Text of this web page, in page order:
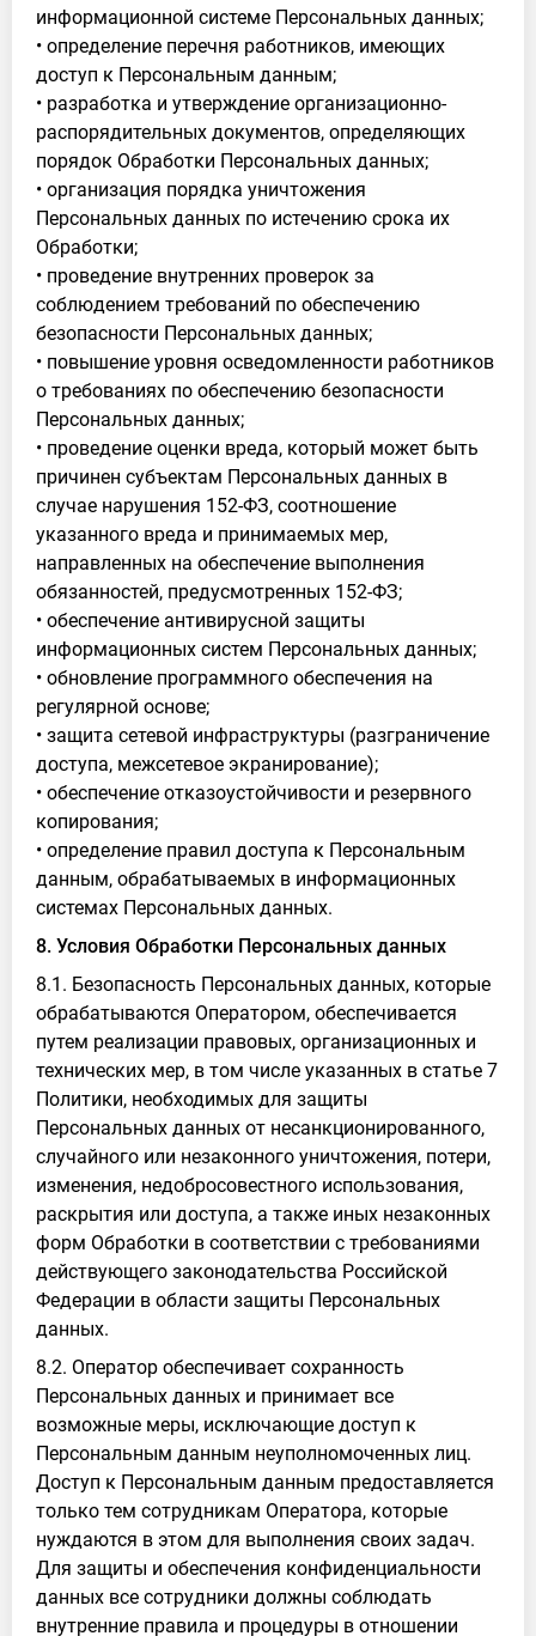
информационной системе Персональных данных;
• определение перечня работников, имеющих
доступ к Персональным данным;
• разработка и утверждение организационно-
распорядительных документов, определяющих
порядок Обработки Персональных данных;
• организация порядка уничтожения
Персональных данных по истечению срока их
Обработки;
• проведение внутренних проверок за
соблюдением требований по обеспечению
безопасности Персональных данных;
• повышение уровня осведомленности работников
о требованиях по обеспечению безопасности
Персональных данных;
• проведение оценки вреда, который может быть
причинен субъектам Персональных данных в
случае нарушения 152-ФЗ, соотношение
указанного вреда и принимаемых мер,
направленных на обеспечение выполнения
обязанностей, предусмотренных 152-ФЗ;
• обеспечение антивирусной защиты
информационных систем Персональных данных;
• обновление программного обеспечения на
регулярной основе;
• защита сетевой инфраструктуры (разграничение
доступа, межсетевое экранирование);
• обеспечение отказоустойчивости и резервного
копирования;
• определение правил доступа к Персональным
данным, обрабатываемых в информационных
системах Персональных данных.
8. Условия Обработки Персональных данных
8.1. Безопасность Персональных данных, которые
обрабатываются Оператором, обеспечивается
путем реализации правовых, организационных и
технических мер, в том числе указанных в статье 7
Политики, необходимых для защиты
Персональных данных от несанкционированного,
случайного или незаконного уничтожения, потери,
изменения, недобросовестного использования,
раскрытия или доступа, а также иных незаконных
форм Обработки в соответствии с требованиями
действующего законодательства Российской
Федерации в области защиты Персональных
данных.
8.2. Оператор обеспечивает сохранность
Персональных данных и принимает все
возможные меры, исключающие доступ к
Персональным данным неуполномоченных лиц.
Доступ к Персональным данным предоставляется
только тем сотрудникам Оператора, которые
нуждаются в этом для выполнения своих задач.
Для защиты и обеспечения конфиденциальности
данных все сотрудники должны соблюдать
внутренние правила и процедуры в отношении